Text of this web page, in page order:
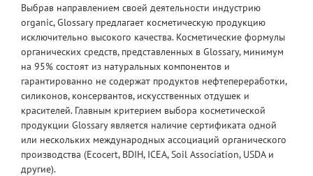
Выбрав направлением своей деятельности индустрию
organic, Glossary предлагает косметическую продукцию
исключительно высокого качества. Косметические формулы
органических средств, представленных в Glossary, минимум
на 95% состоят из натуральных компонентов и
гарантированно не содержат продуктов нефтепереработки,
силиконов, консервантов, искусственных отдушек и
красителей. Главным критерием выбора косметической
продукции Glossary является наличие сертификата одной
или нескольких международных ассоциаций органического
производства (Ecocert, BDIH, ICEA, Soil Association, USDA и
другие).